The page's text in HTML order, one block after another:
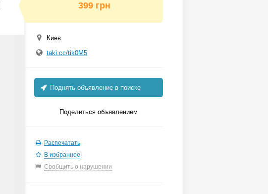
399 грн
Киев
taki.cc/tik0M5
Поднять объявление в поиске
Поделиться объявлением
Распечатать
В избранное
Сообщить о нарушении